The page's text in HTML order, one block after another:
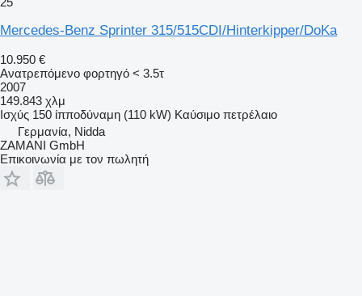
Mercedes-Benz Sprinter 315/515CDI/Hinterkipper/DoKa
10.950 €
Ανατρεπόμενο φορτηγό < 3.5τ
2007
149.843 χλμ
Ισχύς 150 ίπποδύναμη (110 kW) Καύσιμο πετρέλαιο
Γερμανία, Nidda
ZAMANI GmbH
Επικοινωνία με τον πωλητή